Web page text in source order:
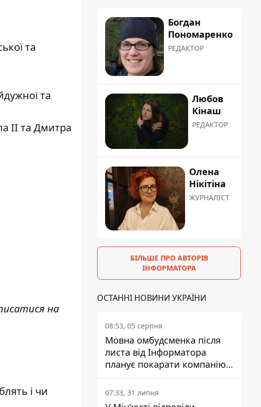
та
та
II та Дмитра
на
і чи
Богдан
Пономаренко
РЕДАКТОР
Любов
Кінаш
РЕДАКТОР
Олена
Нікітіна
ЖУРНАЛІСТ
БІЛЬШЕ ПРО АВТОРІВ
ІНФОРМАТОРА
ОСТАННІ НОВИНИ УКРАЇНИ
08:53, 05 серпня
Мовна омбудсменка після
листа від Інформатора
планує покарати компанію-
підрядника ПриватБанку
07:33, 31 липня